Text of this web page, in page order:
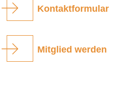
Kontaktformular
Mitglied werden